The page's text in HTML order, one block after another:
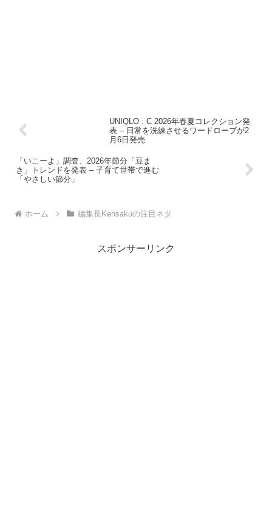
UNIQLO : C 2026年春夏コレクション発
表 – 日常を洗練させるワードローブが2
月6日発売
「いこーよ」調査、2026年節分「豆ま
き」トレンドを発表 – 子育て世帯で進む
「やさしい節分」
ホーム 編集長Kensakuの注目ネタ
スポンサーリンク